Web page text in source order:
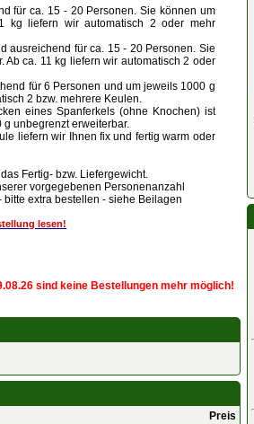
für ca. 15 - 20 Personen. Sie können um
kg liefern wir automatisch 2 oder mehr
ausreichend für ca. 15 - 20 Personen. Sie
ca. 11 kg liefern wir automatisch 2 oder
für 6 Personen und um jeweils 1000 g
2 bzw. mehrere Keulen.
eines Spanferkels (ohne Knochen) ist
unbegrenzt erweiterbar.
liefern wir Ihnen fix und fertig warm oder
Fertig- bzw. Liefergewicht.
vorgegebenen Personenanzahl
bitte extra bestellen - siehe Beilagen
lesen!
sind keine Bestellungen mehr möglich!
Preis